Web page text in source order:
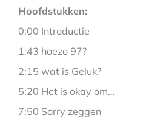
Hoofdstukken:
0:00 Introductie
1:43 hoezo 97?
2:15 wat is Geluk?
5:20 Het is okay om…
7:50 Sorry zeggen